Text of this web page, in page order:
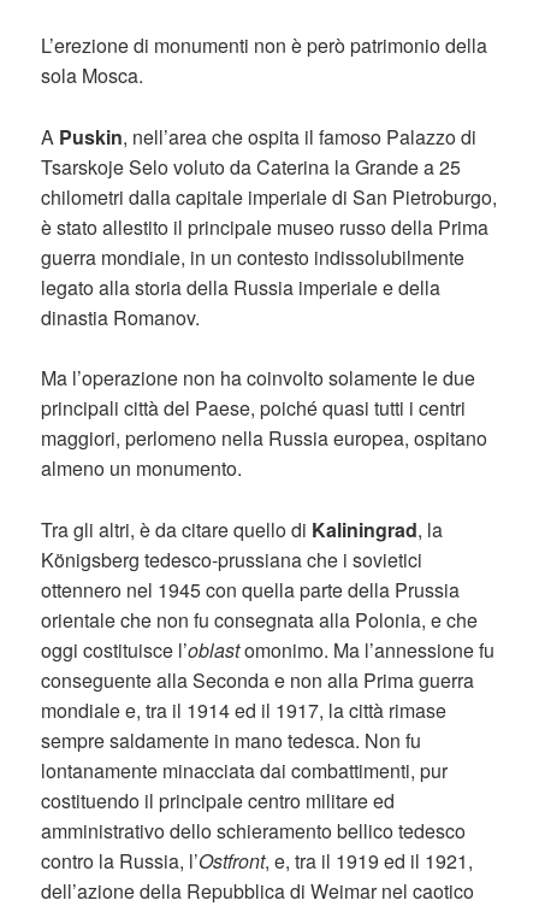
L’erezione di monumenti non è però patrimonio della
sola Mosca.
A Puskin, nell’area che ospita il famoso Palazzo di
Tsarskoje Selo voluto da Caterina la Grande a 25
chilometri dalla capitale imperiale di San Pietroburgo,
è stato allestito il principale museo russo della Prima
guerra mondiale, in un contesto indissolubilmente
legato alla storia della Russia imperiale e della
dinastia Romanov.
Ma l’operazione non ha coinvolto solamente le due
principali città del Paese, poiché quasi tutti i centri
maggiori, perlomeno nella Russia europea, ospitano
almeno un monumento.
Tra gli altri, è da citare quello di Kaliningrad, la
Königsberg tedesco-prussiana che i sovietici
ottennero nel 1945 con quella parte della Prussia
orientale che non fu consegnata alla Polonia, e che
oggi costituisce l’oblastomonimo. Ma l’annessione fu
conseguente alla Seconda e non alla Prima guerra
mondiale e, tra il 1914 ed il 1917, la città rimase
sempre saldamente in mano tedesca. Non fu
lontanamente minacciata dai combattimenti, pur
costituendo il principale centro militare ed
amministrativo dello schieramento bellico tedesco
contro la Russia, l’Ostfront, e, tra il 1919 ed il 1921,
dell’azione della Repubblica di Weimar nel caotico